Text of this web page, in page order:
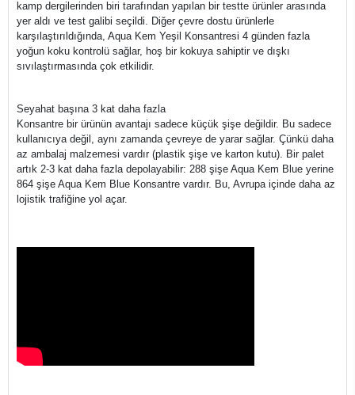
kamp dergilerinden biri tarafından yapılan bir testte ürünler arasında
yer aldı ve test galibi seçildi. Diğer çevre dostu ürünlerle
karşılaştırıldığında, Aqua Kem Yeşil Konsantresi 4 günden fazla
yoğun koku kontrolü sağlar, hoş bir kokuya sahiptir ve dışkı
sıvılaştırmasında çok etkilidir.
Seyahat başına 3 kat daha fazla
Konsantre bir ürünün avantajı sadece küçük şişe değildir. Bu sadece
kullanıcıya değil, aynı zamanda çevreye de yarar sağlar. Çünkü daha
az ambalaj malzemesi vardır (plastik şişe ve karton kutu). Bir palet
artık 2-3 kat daha fazla depolayabilir: 288 şişe Aqua Kem Blue yerine
864 şişe Aqua Kem Blue Konsantre vardır. Bu, Avrupa içinde daha az
lojistik trafiğine yol açar.